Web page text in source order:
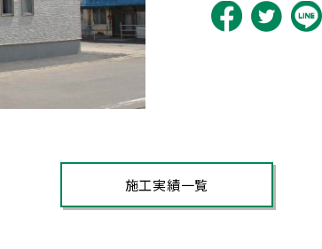
施工実績一覧